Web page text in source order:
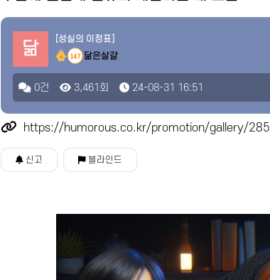
닮 [성실의 이정표]
147 닮은살걀
0건 3,461회 24-08-31 16:51
https://humorous.co.kr/promotion/gallery/285
신고 블라인드